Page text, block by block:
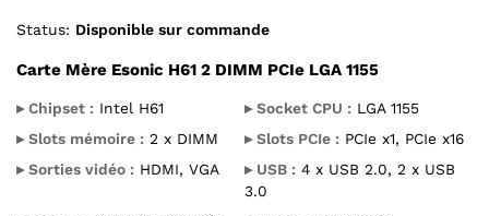
Status: Disponible sur commande
Carte Mère Esonic H61 2 DIMM PCIe LGA 1155
▸ Chipset : Intel H61 ▸ Socket CPU : LGA 1155
▸ Slots mémoire : 2 x DIMM ▸ Slots PCIe : PCIe x1, PCIe x16
▸ Sorties vidéo : HDMI, VGA ▸ USB : 4 x USB 2.0, 2 x USB
3.0